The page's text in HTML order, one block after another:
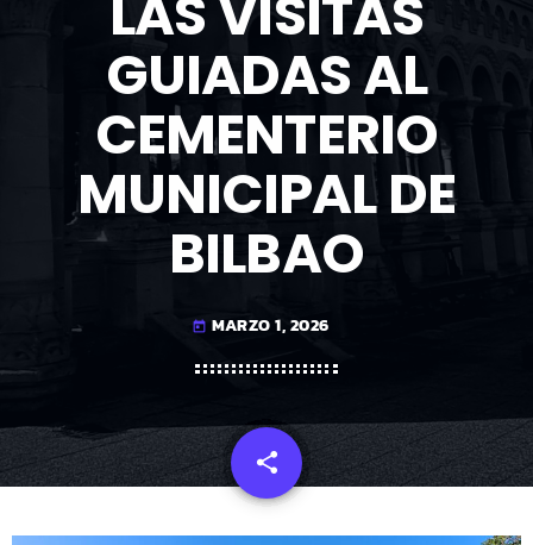
GUIADAS AL
CEMENTERIO
MUNICIPAL DE
BILBAO
today MARZO 1, 2026
share
email